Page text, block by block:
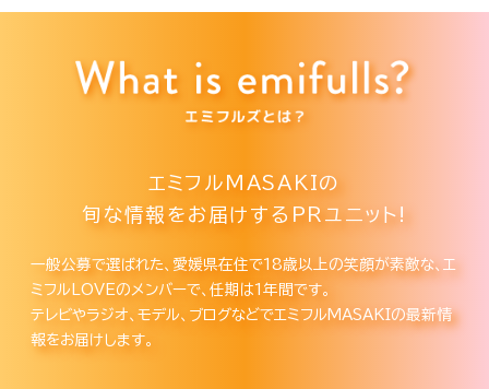
エミフルMASAKIの
旬な情報をお届けするPRユニット!
一般公募で選ばれた、愛媛県在住で18歳以上の笑顔が素敵な、エ
ミフルLOVEのメンバーで、任期は1年間です。
テレビやラジオ、モデル、ブログなどでエミフルMASAKIの最新情
報をお届けします。